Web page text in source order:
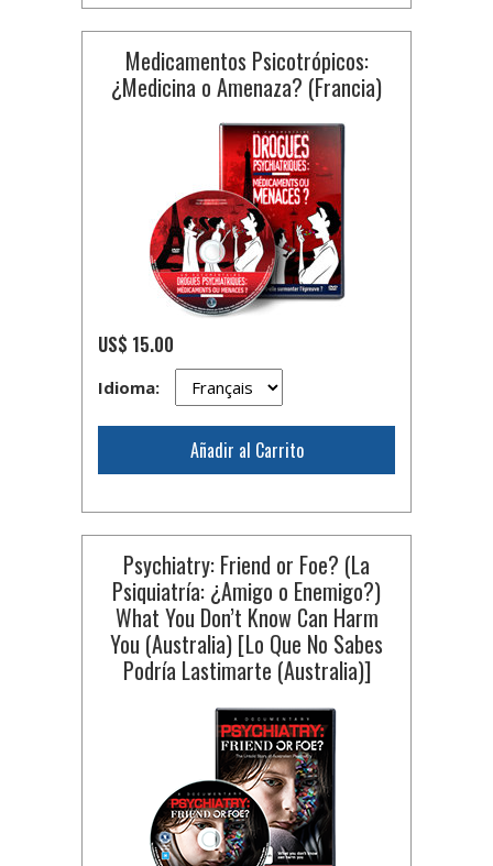
Medicamentos Psicotrópicos:
¿Medicina o Amenaza? (Francia)
US$ 15.00
Idioma:
Añadir al Carrito
Psychiatry: Friend or Foe? (La
Psiquiatría: ¿Amigo o Enemigo?)
What You Don’t Know Can Harm
You (Australia) [Lo Que No Sabes
Podría Lastimarte (Australia)]